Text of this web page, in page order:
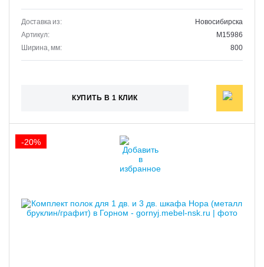
Доставка из:
Новосибирска
Артикул:
M15986
Ширина, мм:
800
КУПИТЬ В 1 КЛИК
-20%